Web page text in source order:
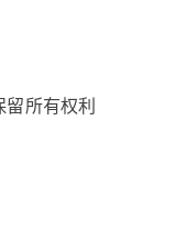
所有权利